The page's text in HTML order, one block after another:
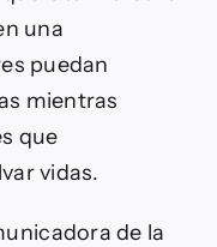
una
puedan
mientras
que
vidas.
de la